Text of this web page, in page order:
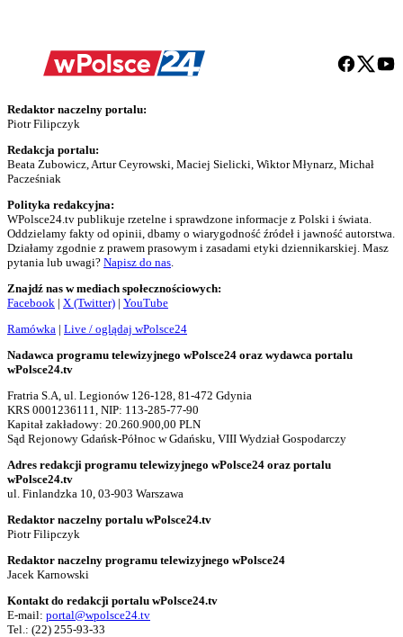
Redaktor naczelny portalu:
Piotr Filipczyk
Redakcja portalu:
Beata Zubowicz, Artur Ceyrowski, Maciej Sielicki, Wiktor Młynarz, Michał
Pacześniak
Polityka redakcyjna:
WPolsce24.tv publikuje rzetelne i sprawdzone informacje z Polski i świata.
Oddzielamy fakty od opinii, dbamy o wiarygodność źródeł i jawność autorstwa.
Działamy zgodnie z prawem prasowym i zasadami etyki dziennikarskiej. Masz
pytania lub uwagi? Napisz do nas
Znajdź nas w mediach społecznościowych:
Facebook | X (Twitter) | YouTube
Ramówka | Live / oglądaj wPolsce24
Nadawca programu telewizyjnego wPolsce24 oraz wydawca portalu
wPolsce24.tv
Fratria S.A, ul. Legionów 126-128, 81-472 Gdynia
KRS 0001236111, NIP: 113-285-77-90
Kapitał zakładowy: 20.260.900,00 PLN
Sąd Rejonowy Gdańsk-Północ w Gdańsku, VIII Wydział Gospodarczy
Adres redakcji programu telewizyjnego wPolsce24 oraz portalu
wPolsce24.tv
ul. Finlandzka 10, 03-903 Warszawa
Redaktor naczelny portalu wPolsce24.tv
Piotr Filipczyk
Redaktor naczelny programu telewizyjnego wPolsce24
Jacek Karnowski
Kontakt do redakcji portalu wPolsce24.tv
E-mail: portal@wpolsce24.tv
Tel.: (22) 255-93-33